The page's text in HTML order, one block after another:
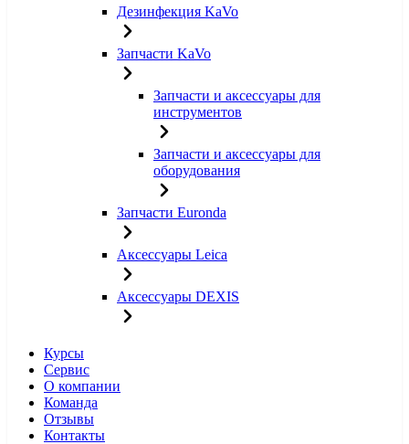
Дезинфекция KaVo
Запчасти KaVo
Запчасти и аксессуары для
инструментов
Запчасти и аксессуары для
оборудования
Запчасти Euronda
Аксессуары Leica
Аксессуары DEXIS
Курсы
Сервис
О компании
Команда
Отзывы
Контакты